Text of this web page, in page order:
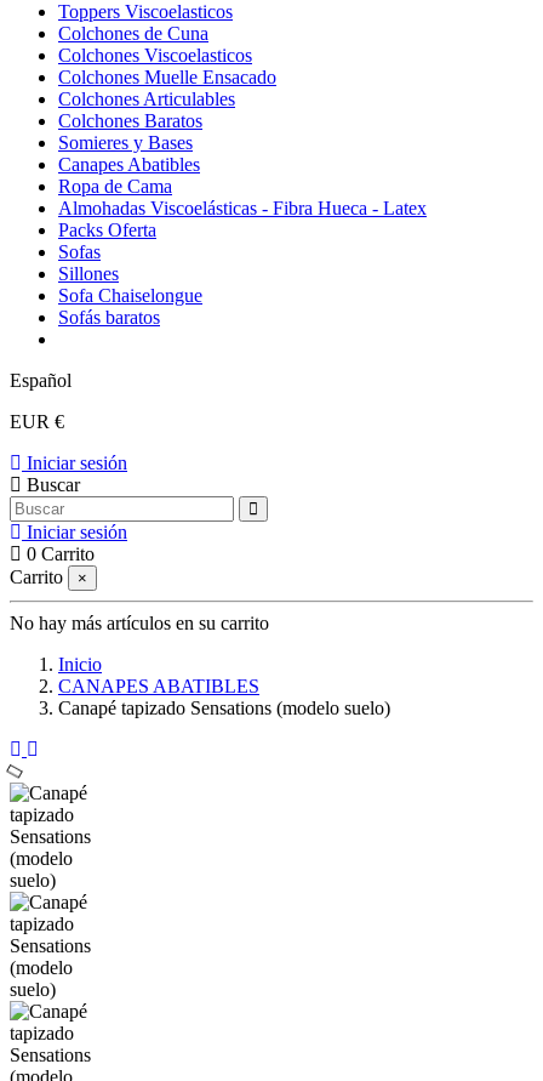
Toppers Viscoelasticos
Colchones de Cuna
Colchones Viscoelasticos
Colchones Muelle Ensacado
Colchones Articulables
Colchones Baratos
Somieres y Bases
Canapes Abatibles
Ropa de Cama
Almohadas Viscoelásticas - Fibra Hueca - Latex
Packs Oferta
Sofas
Sillones
Sofa Chaiselongue
Sofás baratos
Español
EUR €
Iniciar sesión
Buscar
Iniciar sesión
0 Carrito
Carrito
×
No hay más artículos en su carrito
Inicio
CANAPES ABATIBLES
Canapé tapizado Sensations (modelo suelo)